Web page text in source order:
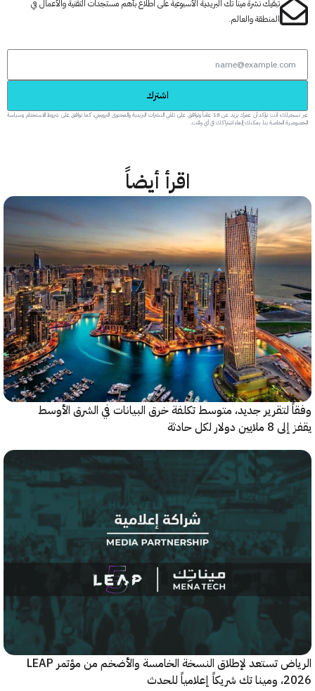
تبقيك نشرة مينا تك البريدية الأسبوعية على اطلاع بأهم مستجدات التقنية والأعمال في
المنطقة والعالم.
عبر تسجيلك، أنت تؤكد أن عمرك يزيد عن 18 عاماً وتوافق على تلقي النشرات البريدية والمحتوى الترويجي، كما توافق على شروط الاستخدام وسياسة
الخاصة بنا. يمكنك إلغاء اشتراكك في أي وقت.
اقرأ أيضاً
جديد، متوسط تكلفة خرق البيانات في الشرق الأوسط
لكل حادثة
الرياض تستعد لإطلاق النسخة الخامسة والأضخم من مؤتمر LEAP
للحدث